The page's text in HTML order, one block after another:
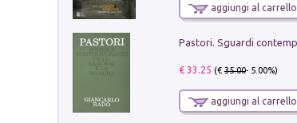
aggiungi al carrello
€ 33.25 (€35.00- 5.00%)
aggiungi al carrello